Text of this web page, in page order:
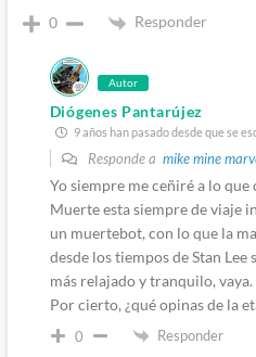
0 Responder
Autor
Diógenes Pantarújez
9 años han pasado desde que se
Responde a mike mine
Yo siempre me ceñiré a lo
Muerte esta siempre de viaje
un muertebot, con lo que la
desde los tiempos de Stan
más relajado y tranquilo, vaya.
Por cierto, ¿qué opinas de la
0 Responder